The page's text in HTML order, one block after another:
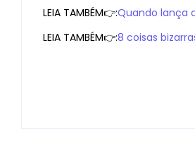
LEIA TAMBÉM👉:Quando lança
LEIA TAMBÉM👉:8 coisas